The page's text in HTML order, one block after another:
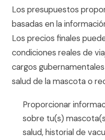
Los presupuestos
basadas en la
Los precios finales
condiciones reales de
cargos
salud de la mascota o
Proporcionar
sobre tu(s)
salud, historial de